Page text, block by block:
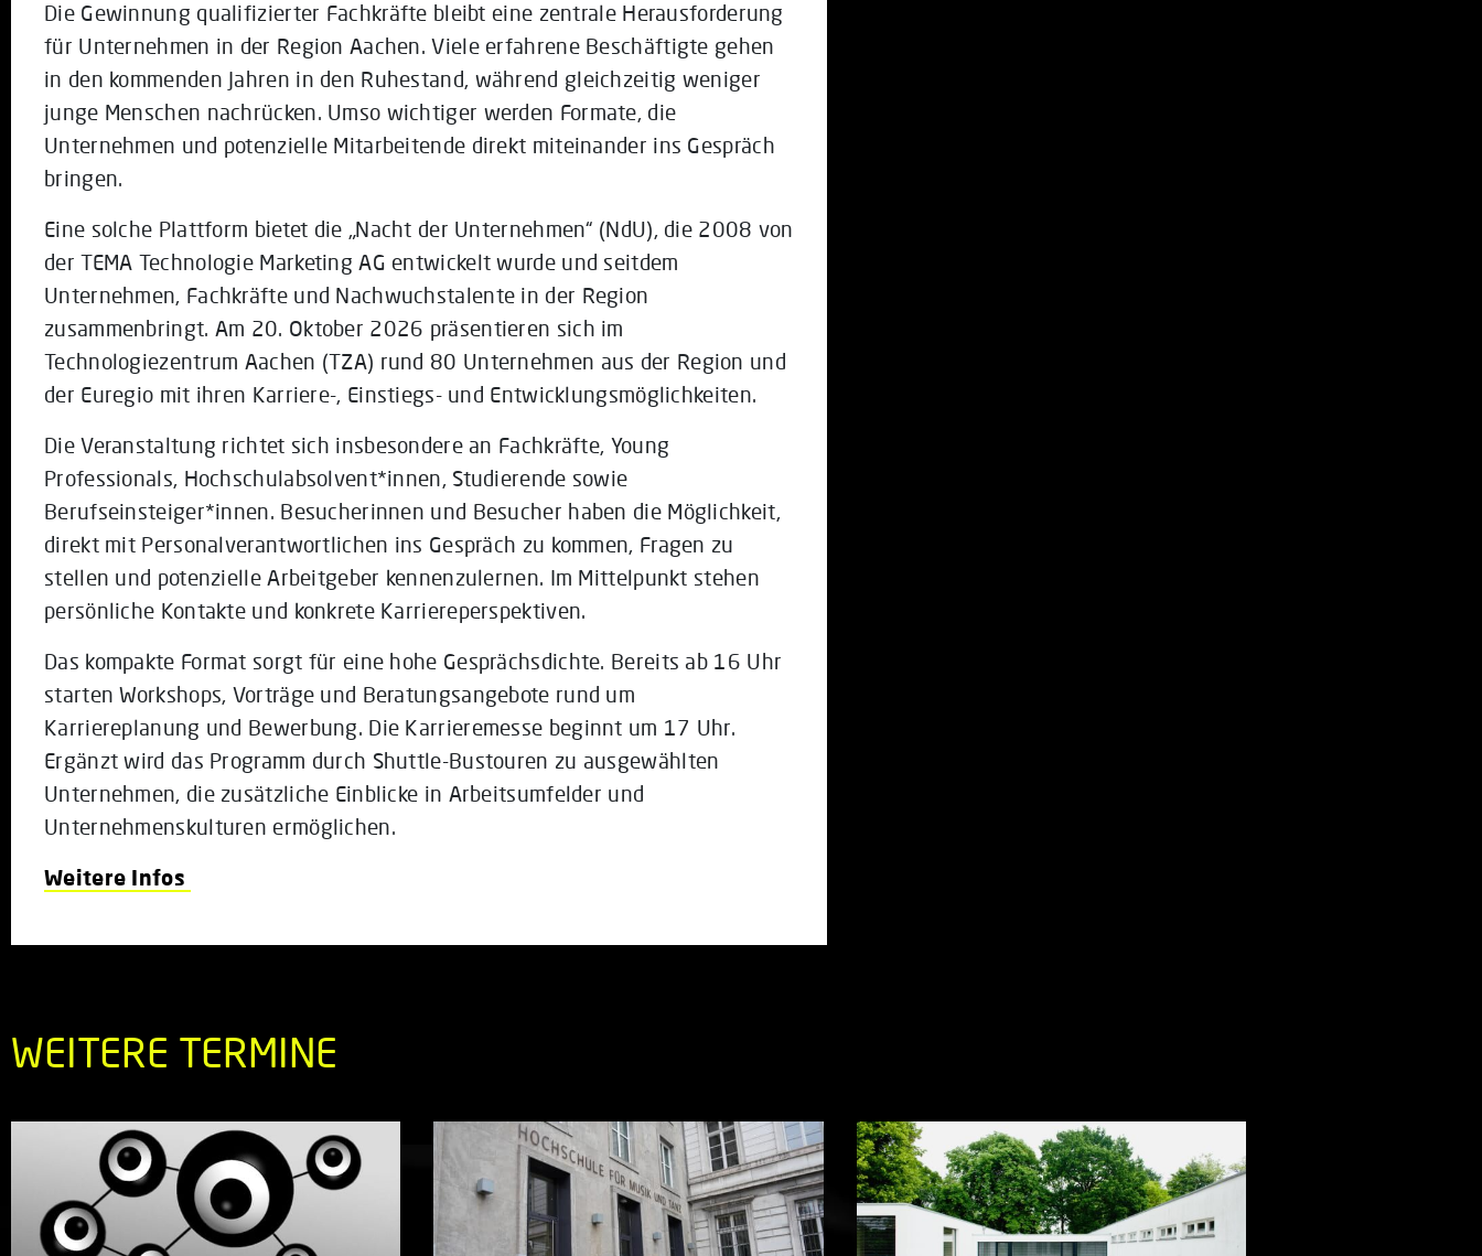
Die Gewinnung qualifizierter Fachkräfte bleibt eine zentrale Herausforderung
für Unternehmen in der Region Aachen. Viele erfahrene Beschäftigte gehen
in den kommenden Jahren in den Ruhestand, während gleichzeitig weniger
junge Menschen nachrücken. Umso wichtiger werden Formate, die
Unternehmen und potenzielle Mitarbeitende direkt miteinander ins Gespräch
bringen.
Eine solche Plattform bietet die „Nacht der Unternehmen“ (NdU), die 2008 von
der TEMA Technologie Marketing AG entwickelt wurde und seitdem
Unternehmen, Fachkräfte und Nachwuchstalente in der Region
zusammenbringt. Am 20. Oktober 2026 präsentieren sich im
Technologiezentrum Aachen (TZA) rund 80 Unternehmen aus der Region und
der Euregio mit ihren Karriere-, Einstiegs- und Entwicklungsmöglichkeiten.
Die Veranstaltung richtet sich insbesondere an Fachkräfte, Young
Professionals, Hochschulabsolvent*innen, Studierende sowie
Berufseinsteiger*innen. Besucherinnen und Besucher haben die Möglichkeit,
direkt mit Personalverantwortlichen ins Gespräch zu kommen, Fragen zu
stellen und potenzielle Arbeitgeber kennenzulernen. Im Mittelpunkt stehen
persönliche Kontakte und konkrete Karriereperspektiven.
Das kompakte Format sorgt für eine hohe Gesprächsdichte. Bereits ab 16 Uhr
starten Workshops, Vorträge und Beratungsangebote rund um
Karriereplanung und Bewerbung. Die Karrieremesse beginnt um 17 Uhr.
Ergänzt wird das Programm durch Shuttle-Bustouren zu ausgewählten
Unternehmen, die zusätzliche Einblicke in Arbeitsumfelder und
Unternehmenskulturen ermöglichen.
Weitere Infos
WEITERE TERMINE